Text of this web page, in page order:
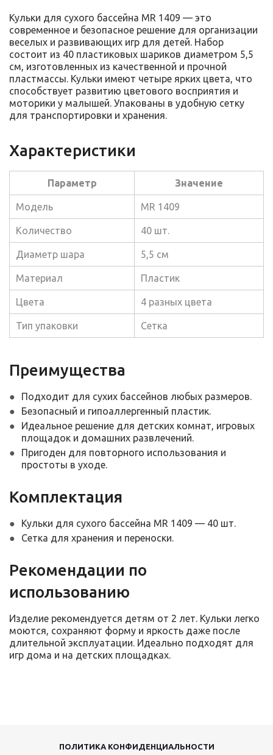
Кульки для сухого бассейна MR 1409 — это
современное и безопасное решение для организации
веселых и развивающих игр для детей. Набор
состоит из 40 пластиковых шариков диаметром 5,5
см, изготовленных из качественной и прочной
пластмассы. Кульки имеют четыре ярких цвета, что
способствует развитию цветового восприятия и
моторики у малышей. Упакованы в удобную сетку
для транспортировки и хранения.
Характеристики
Параметр Значение
Модель MR 1409
Количество 40 шт.
Диаметр шара 5,5 см
Материал Пластик
Цвета 4 разных цвета
Тип упаковки Сетка
Преимущества
Подходит для сухих бассейнов любых размеров.
Безопасный и гипоаллергенный пластик.
Идеальное решение для детских комнат, игровых
площадок и домашних развлечений.
Пригоден для повторного использования и
простоты в уходе.
Комплектация
Кульки для сухого бассейна MR 1409 — 40 шт.
Сетка для хранения и переноски.
Рекомендации по
использованию
Изделие рекомендуется детям от 2 лет. Кульки легко
моются, сохраняют форму и яркость даже после
длительной эксплуатации. Идеально подходят для
игр дома и на детских площадках.
ПОЛИТИКА КОНФИДЕНЦИАЛЬНОСТИ